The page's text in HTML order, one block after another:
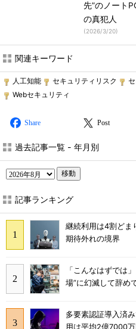
先”のノート
の真犯人
(2026/3/20)
関連キーワード
人工知能 セキュリティリスク
Webセキュリティ
Share Post
過去記事一覧 - 年月別
移動
記事ランキング
継続利用は4割ど
期待外れの境界
「こんなはずでは
場”に幻滅して辞め
多要素認証導入済
用は平均2億7000万